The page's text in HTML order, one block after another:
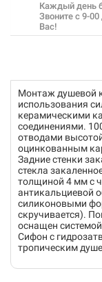
Каждый день
Звоните с 9-
Вас!
Монтаж душевой
использования
керамическими
соединениями.
отводами
оцинкованным
Задние стенки
стекла
толщиной 4 мм с
антикальциевой
силиконовыми
скручивается).
оснащен
Сифон с
тропическим